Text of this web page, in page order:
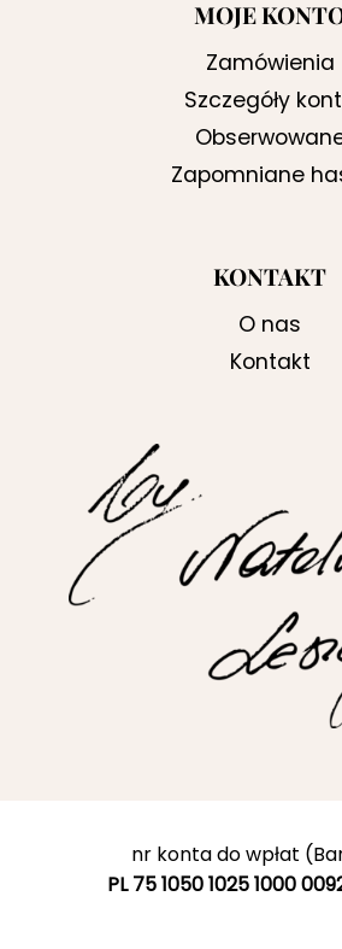
MOJE
Zamówienia
Szczegóły
Zapomniane
KONTAKT
O nas
Kontakt
nr konta do wpłat
PL 75 1050 1025 1000